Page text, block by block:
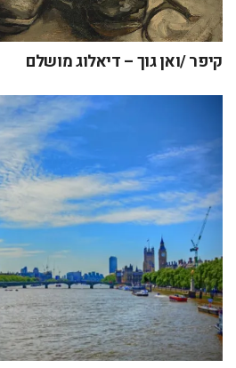
קיפר /ואן גוך – דיאלוג מושלם